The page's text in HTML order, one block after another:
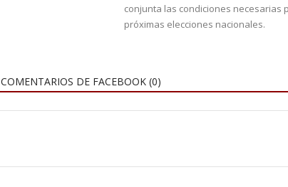
conjunta las condiciones necesarias
próximas elecciones nacionales.
COMENTARIOS DE FACEBOOK (0)